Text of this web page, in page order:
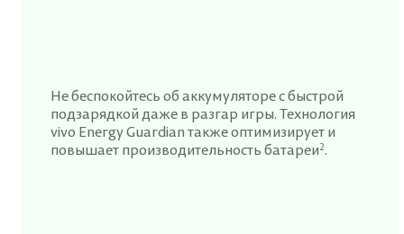
Не беспокойтесь об аккумуляторе с быстрой
подзарядкой даже в разгар игры. Технология
vivo Energy Guardian также оптимизирует и
повышает производительность батареи2.